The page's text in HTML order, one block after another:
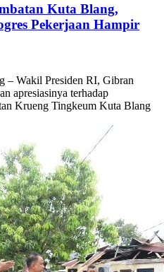
Kuta Blang,
Pekerjaan Hampir
Wakil Presiden RI, Gibran
apresiasinya terhadap
Krueng Tingkeum Kuta Blang